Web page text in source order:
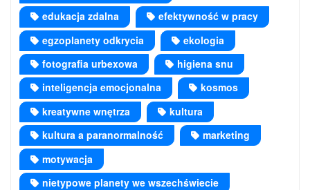
edukacja zdalna
efektywność w pracy
egzoplanety odkrycia
ekologia
fotografia urbexowa
higiena snu
inteligencja emocjonalna
kosmos
kreatywne wnętrza
kultura
kultura a paranormalność
marketing
motywacja
nietypowe planety we wszechświecie